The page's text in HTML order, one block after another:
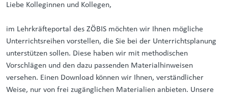
Liebe Kolleginnen und Kollegen,
im Lehrkräfteportal des ZÖBIS möchten wir Ihnen mögliche
Unterrichtsreihen vorstellen, die Sie bei der Unterrichtsplanung
unterstützen sollen. Diese haben wir mit methodischen
Vorschlägen und den dazu passenden Materialhinweisen
versehen. Einen Download können wir Ihnen, verständlicher
Weise, nur von frei zugänglichen Materialien anbieten. Unsere